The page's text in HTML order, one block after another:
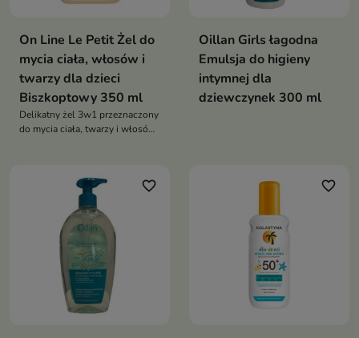
On Line Le Petit Żel do
mycia ciała, włosów i
twarzy dla dzieci
Biszkoptowy 350 ml
Delikatny żel 3w1 przeznaczony
do mycia ciała, twarzy i włosów
Oillan Girls łagodna
Emulsja do higieny
intymnej dla
dziewczynek 300 ml
favorite_border favorite_border